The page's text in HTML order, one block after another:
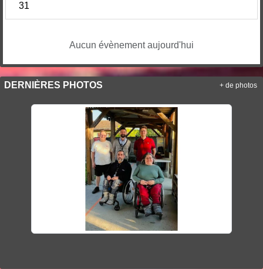
31
Aucun évènement aujourd'hui
DERNIÈRES PHOTOS + de photos